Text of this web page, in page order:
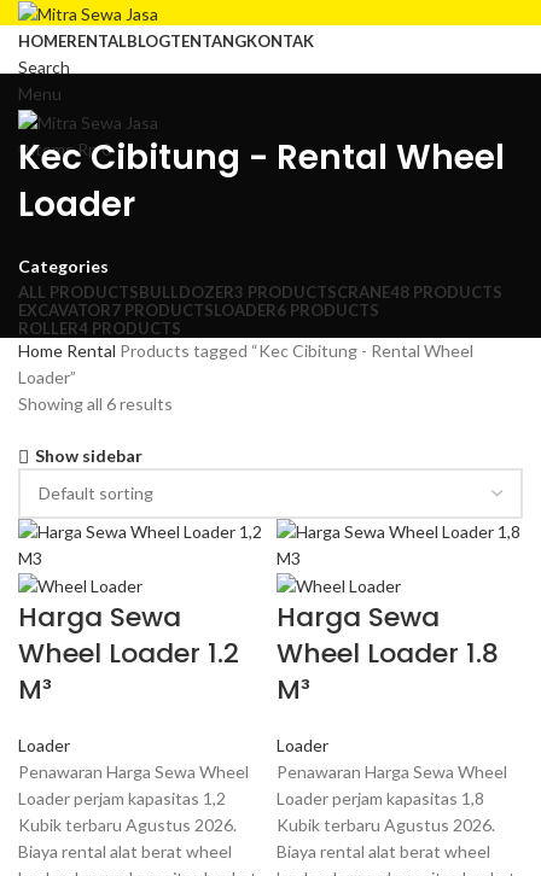
HOMERENTALBLOGTENTANGKONTAK
Search
Menu
0itemsRp0
Kec Cibitung - Rental Wheel
Loader
Categories
ALL PRODUCTSBULLDOZER3 PRODUCTSCRANE48 PRODUCTS
EXCAVATOR7 PRODUCTSLOADER6 PRODUCTS
ROLLER4 PRODUCTS
Home Rental Products tagged “Kec Cibitung - Rental Wheel
Loader”
Showing all 6 results
Show sidebar
Harga Sewa
Wheel Loader 1.2
M³
Loader
Penawaran Harga Sewa Wheel
Loader perjam kapasitas 1,2
Kubik terbaru Agustus 2026.
Biaya rental alat berat wheel
Harga Sewa
Wheel Loader 1.8
M³
Loader
Penawaran Harga Sewa Wheel
Loader perjam kapasitas 1,8
Kubik terbaru Agustus 2026.
Biaya rental alat berat wheel